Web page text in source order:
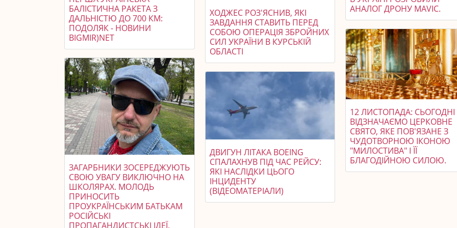
БАЛІСТИЧНА РАКЕТА З
ДАЛЬНІСТЮ ДО 700 КМ:
ПОДОЛЯК - НОВИНИ
BIGMIR)NET
ЗАГАРБНИКИ ЗОСЕРЕДЖУЮТЬ
СВОЮ УВАГУ ВИКЛЮЧНО НА
ШКОЛЯРАХ. МОЛОДЬ
ПРИНОСИТЬ
ПРОУКРАЇНСЬКИМ БАТЬКАМ
РОСІЙСЬКІ
ПРОПАГАНДИСТСЬКІ ІДЕЇ.
ХОДЖЕС РОЗ'ЯСНИВ, ЯКІ
ЗАВДАННЯ СТАВИТЬ ПЕРЕД
СОБОЮ ОПЕРАЦІЯ ЗБРОЙНИХ
СИЛ УКРАЇНИ В КУРСЬКІЙ
ОБЛАСТІ
ДВИГУН ЛІТАКА BOEING
СПАЛАХНУВ ПІД ЧАС РЕЙСУ:
ЯКІ НАСЛІДКИ ЦЬОГО
ІНЦИДЕНТУ
(ВІДЕОМАТЕРІАЛИ)
АНАЛОГ ДРОНУ MAVIC.
12 ЛИСТОПАДА:
ВІДЗНАЧАЄМО ЦЕРКОВНЕ
СВЯТО, ЯКЕ ПОВ'ЯЗАНЕ З
ЧУДОТВОРНОЮ ІКОНОЮ
"МИЛОСТИВА" І ЇЇ
БЛАГОДІЙНОЮ СИЛОЮ.